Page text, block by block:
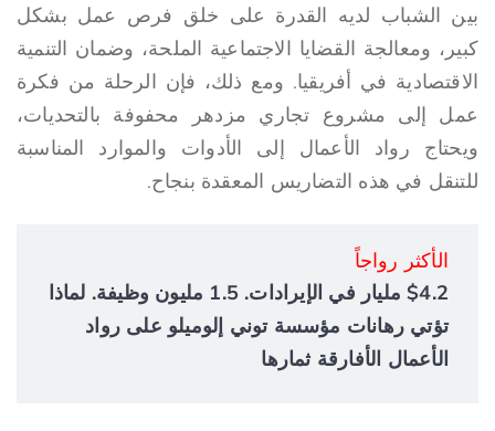
بين الشباب لديه القدرة على خلق فرص عمل بشكل
كبير، ومعالجة القضايا الاجتماعية الملحة، وضمان التنمية
الاقتصادية في أفريقيا. ومع ذلك، فإن الرحلة من فكرة
عمل إلى مشروع تجاري مزدهر محفوفة بالتحديات،
ويحتاج رواد الأعمال إلى الأدوات والموارد المناسبة
للتنقل في هذه التضاريس المعقدة بنجاح.
الأكثر رواجاً
$4.2 مليار في الإيرادات. 1.5 مليون وظيفة. لماذا
تؤتي رهانات مؤسسة توني إلوميلو على رواد
الأعمال الأفارقة ثمارها